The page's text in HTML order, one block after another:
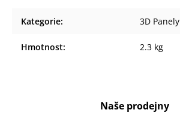
Kategorie: 3D Panely
Hmotnost: 2.3 kg
Naše prodejny